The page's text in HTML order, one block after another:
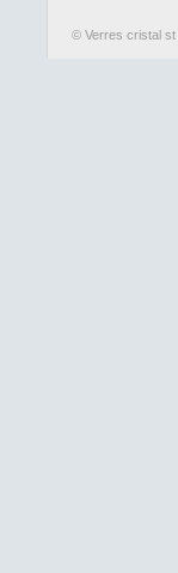
© Verres cristal st